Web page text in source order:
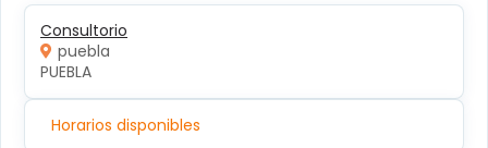
Consultorio
puebla
PUEBLA
Horarios disponibles